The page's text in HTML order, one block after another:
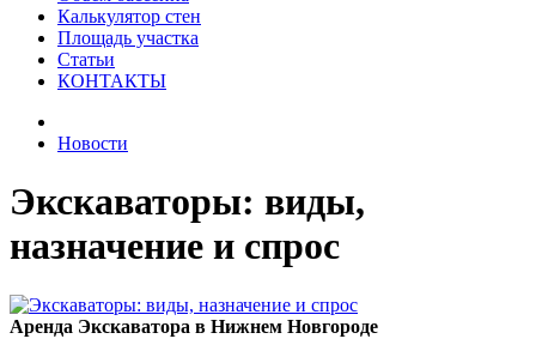
Калькулятор стен
Площадь участка
Статьи
КОНТАКТЫ
Новости
Экскаваторы: виды,
назначение и спрос
Аренда Экскаватора в Нижнем Новгороде